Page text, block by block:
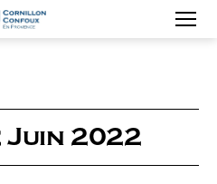
Ville
en
Provence2022